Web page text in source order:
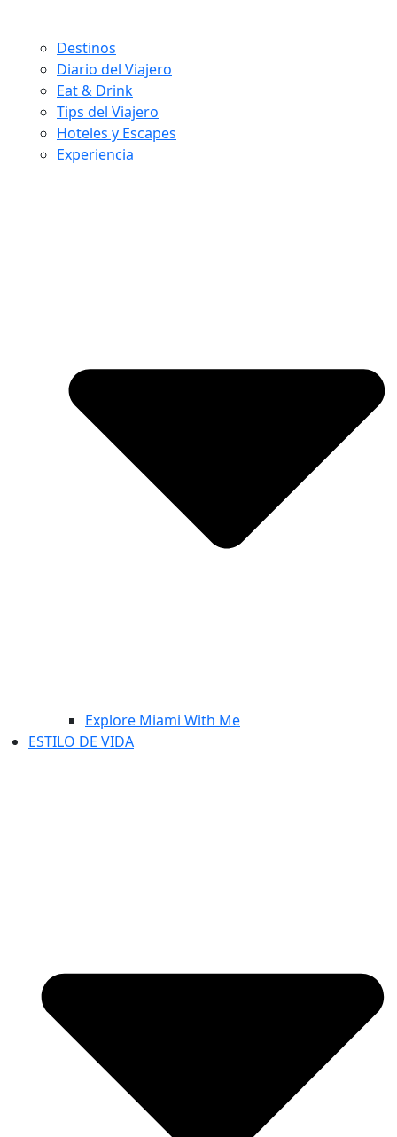
Destinos
Diario del Viajero
Eat & Drink
Tips del Viajero
Hoteles y Escapes
Experiencia
Explore Miami With Me
ESTILO DE VIDA